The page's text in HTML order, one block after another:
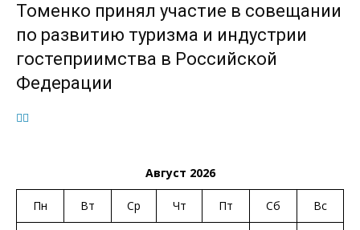
Томенко принял участие в совещании
по развитию туризма и индустрии
гостеприимства в Российской
Федерации
Август 2026
Пн Вт Ср Чт Пт Сб Вс